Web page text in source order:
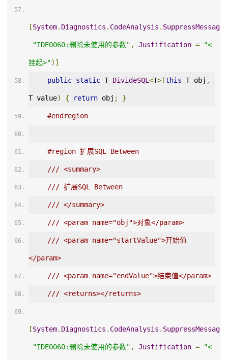
[System. Diagnostics . CodeAnalysis . SuppressMessage
"IDE0060:删除未使用的参数" , Justification = "<
挂起>")]
public static T DivideSQL <T>(this T obj ,
T value) { return obj ; }
#endregion
#region 扩展SQL Between
/// <summary>
/// 扩展SQL Between
/// </summary>
/// <param name="obj">对象</param>
/// <param name="startValue">开始值
</param>
/// <param name="endValue">结束值</param>
/// <returns></returns>
[System. Diagnostics . CodeAnalysis . SuppressMessage
"IDE0060:删除未使用的参数" , Justification = "<